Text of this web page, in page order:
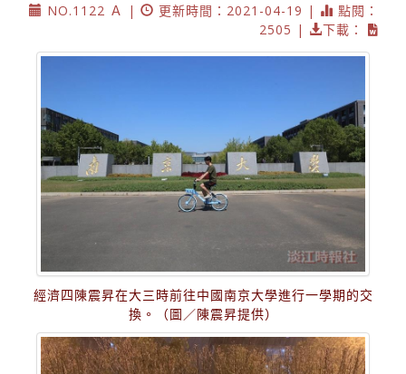
NO.1122 Ａ |
更新時間：2021-04-19 |
點閱：
2505 |
下載：
經濟四陳震昇在大三時前往中國南京大學進行一學期的交
換。（圖／陳震昇提供）